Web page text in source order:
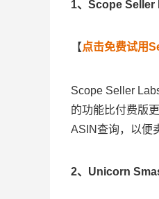
1、Scope Seller
【点击免费试用
Scope Seller
的功能比付费版
ASIN查询，以便
2、Unicorn